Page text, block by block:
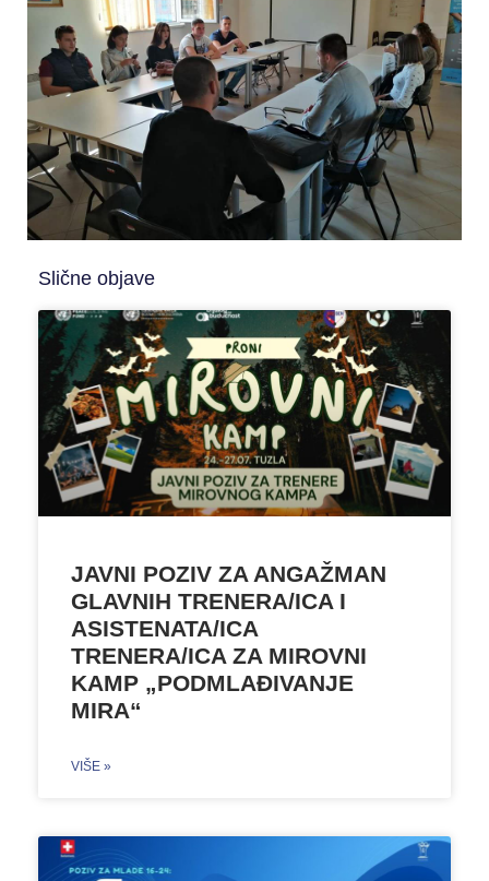
Slične objave
JAVNI POZIV ZA ANGAŽMAN
GLAVNIH TRENERA/ICA I
ASISTENATA/ICA
TRENERA/ICA ZA MIROVNI
KAMP „PODMLAĐIVANJE
MIRA“
VIŠE »